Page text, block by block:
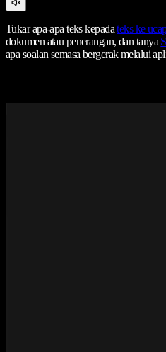
Tukar apa-apa teks kepadateks ke
dokumen atau penerangan, dan tanya
apa soalan semasa bergerak melalui